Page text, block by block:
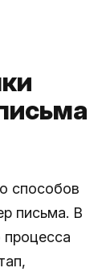
способов
письма. В
процесса